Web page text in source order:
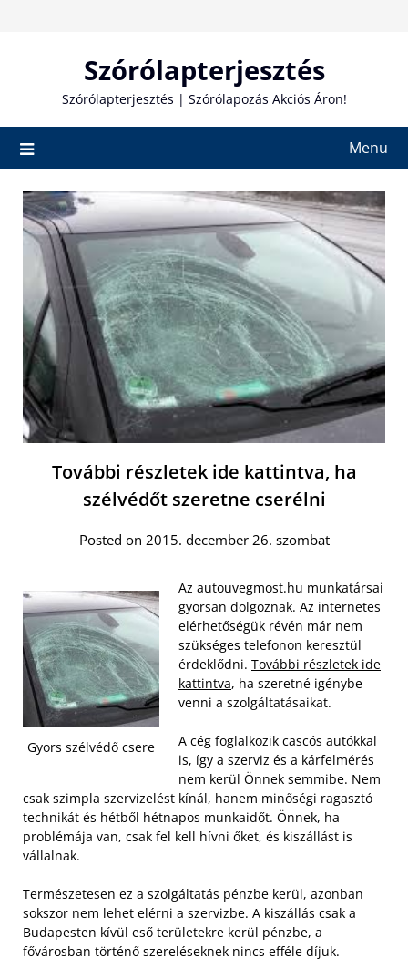
Szórólapterjesztés
Szórólapterjesztés | Szórólapozás Akciós Áron!
Menu
További részletek ide kattintva, ha
szélvédőt szeretne cserélni
Posted on 2015. december 26. szombat
Gyors szélvédő csere
Az autouvegmost.hu munkatársai
gyorsan dolgoznak. Az internetes
elérhetőségük révén már nem
szükséges telefonon keresztül
érdeklődni. További részletek ide
kattintva, ha szeretné igénybe
venni a szolgáltatásaikat.
A cég foglalkozik cascós autókkal
is, így a szerviz és a kárfelmérés
nem kerül Önnek semmibe. Nem
csak szimpla szervizelést kínál, hanem minőségi ragasztó
technikát és hétből hétnapos munkaidőt. Önnek, ha
problémája van, csak fel kell hívni őket, és kiszállást is
vállalnak.
Természetesen ez a szolgáltatás pénzbe kerül, azonban
sokszor nem lehet elérni a szervizbe. A kiszállás csak a
Budapesten kívül eső területekre kerül pénzbe, a
fővárosban történő szereléseknek nincs efféle díjuk.